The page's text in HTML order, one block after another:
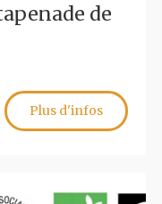
de
Plus d'infos